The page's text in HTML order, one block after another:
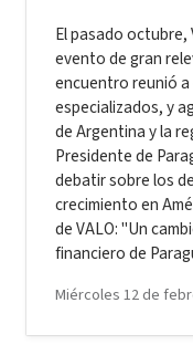
El pasado octubre,
evento de gran
encuentro reunió
especializados, y
de Argentina y la
Presidente de
debatir sobre los
crecimiento en
de VALO: "Un
financiero de
Miércoles 12 de